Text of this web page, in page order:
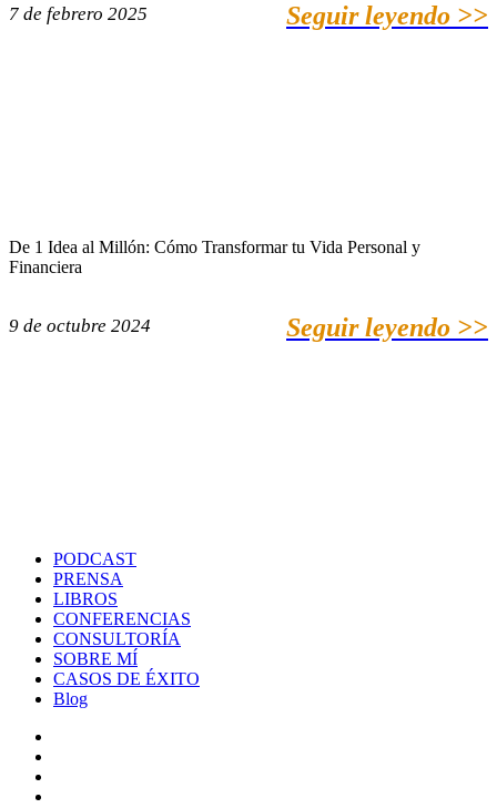
7 de febrero 2025 Seguir leyendo >>
De 1 Idea al Millón: Cómo Transformar tu Vida Personal y
Financiera
9 de octubre 2024 Seguir leyendo >>
PODCAST
PRENSA
LIBROS
CONFERENCIAS
CONSULTORÍA
SOBRE MÍ
CASOS DE ÉXITO
Blog